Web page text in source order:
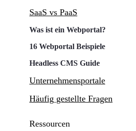
SaaS vs PaaS
Was ist ein Webportal?
16 Webportal Beispiele
Headless CMS Guide
Unternehmensportale
Häufig gestellte Fragen
Ressourcen